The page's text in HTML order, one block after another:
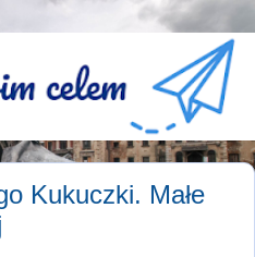
Kukuczki. Małe